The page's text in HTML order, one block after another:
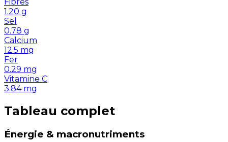
Fibres
1.20 g
Sel
0.78 g
Calcium
12.5 mg
Fer
0.29 mg
Vitamine C
3.84 mg
Tableau complet
Énergie & macronutriments